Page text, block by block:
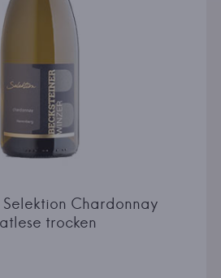
Selektion Chardonnay
trocken